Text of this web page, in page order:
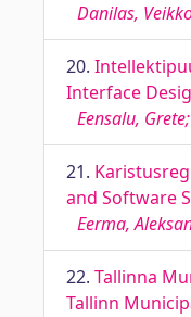
Danilas,
20.
Interface
Eensalu,
21.
and Software
Eerma,
22. Tallinna
Tallinn